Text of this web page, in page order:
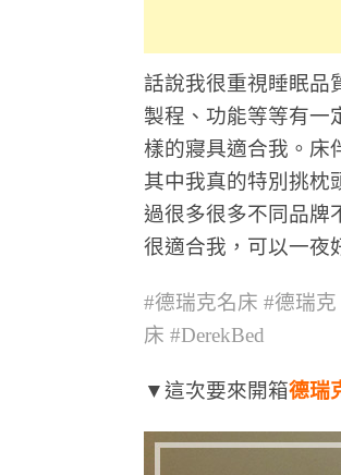
話說我很重視睡眠品
製程、功能等等有一
樣的寢具適合我。床
其中我真的特別挑枕
過很多很多不同品牌
很適合我，可以一夜
#德瑞克名床 #德瑞
床 #DerekBed
▼這次要來開箱德瑞